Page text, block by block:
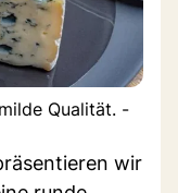
Qualität. -
wir